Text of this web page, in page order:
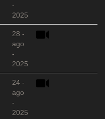
-
2025
28 -
ago
-
2025
24 -
ago
-
2025